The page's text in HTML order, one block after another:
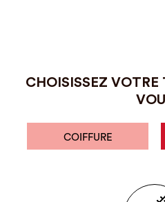
CHOISISSEZ VOTRE
COIFFURE